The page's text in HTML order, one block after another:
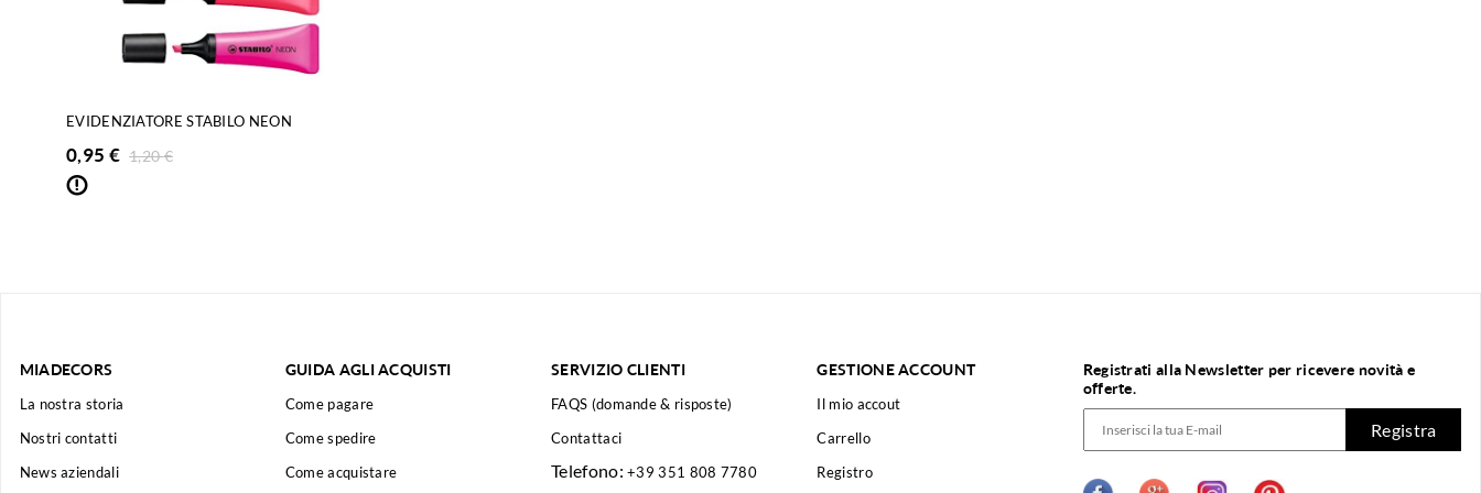
EVIDENZIATORE STABILO NEON
0,95 € 1,20€
MIADECORS
La nostra storia
Nostri contatti
News aziendali
GUIDA AGLI ACQUISTI
Come pagare
Come spedire
Come acquistare
SERVIZIO CLIENTI
FAQS (domande & risposte)
Contattaci
Telefono:+39 351 808 7780
GESTIONE ACCOUNT
Il mio accout
Carrello
Registro
Registrati alla Newsletter per ricevere novità e
offerte.
Registra